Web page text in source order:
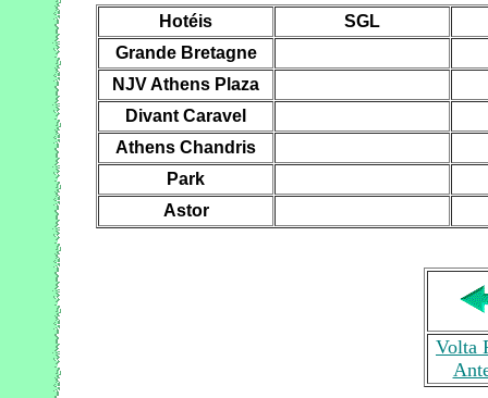
Hotéis
SGL
Grande Bretagne
NJV Athens Plaza
Divant Caravel
Athens Chandris
Park
Astor
Volta